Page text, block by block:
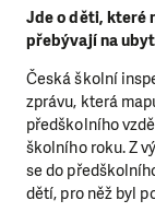
Jde o děti, které
přebývají na
Česká školní
zprávu, která
předškolního
školního roku. Z
se do
dětí, pro něž byl